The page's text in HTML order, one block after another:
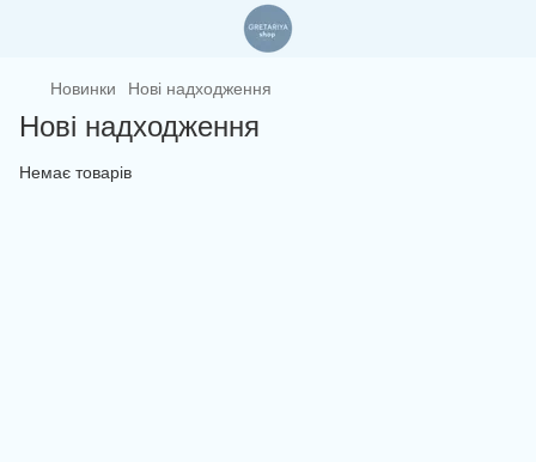
Новинки Нові надходження
Нові надходження
Немає товарів